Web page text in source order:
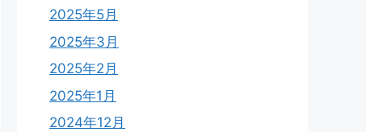
2025年5月
2025年3月
2025年2月
2025年1月
2024年12月